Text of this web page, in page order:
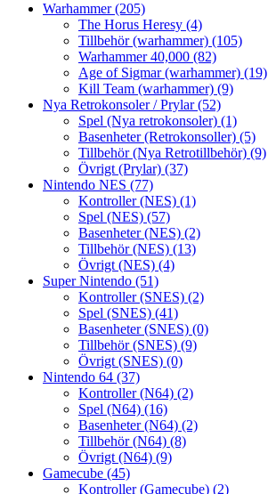
Warhammer(205)
The Horus Heresy (4)
Tillbehör (warhammer) (105)
Warhammer 40,000 (82)
Age of Sigmar (warhammer) (19)
Kill Team (warhammer) (9)
Nya Retrokonsoler / Prylar(52)
Spel (Nya retrokonsoler) (1)
Basenheter (Retrokonsoller) (5)
Tillbehör (Nya Retrotillbehör) (9)
Övrigt (Prylar) (37)
Nintendo NES (77)
Kontroller (NES) (1)
Spel (NES) (57)
Basenheter (NES) (2)
Tillbehör (NES) (13)
Övrigt (NES) (4)
Super Nintendo (51)
Kontroller (SNES) (2)
Spel (SNES) (41)
Basenheter (SNES) (0)
Tillbehör (SNES) (9)
Övrigt (SNES) (0)
Nintendo 64 (37)
Kontroller (N64) (2)
Spel (N64) (16)
Basenheter (N64) (2)
Tillbehör (N64) (8)
Övrigt (N64) (9)
Gamecube (45)
Kontroller (Gamecube) (2)